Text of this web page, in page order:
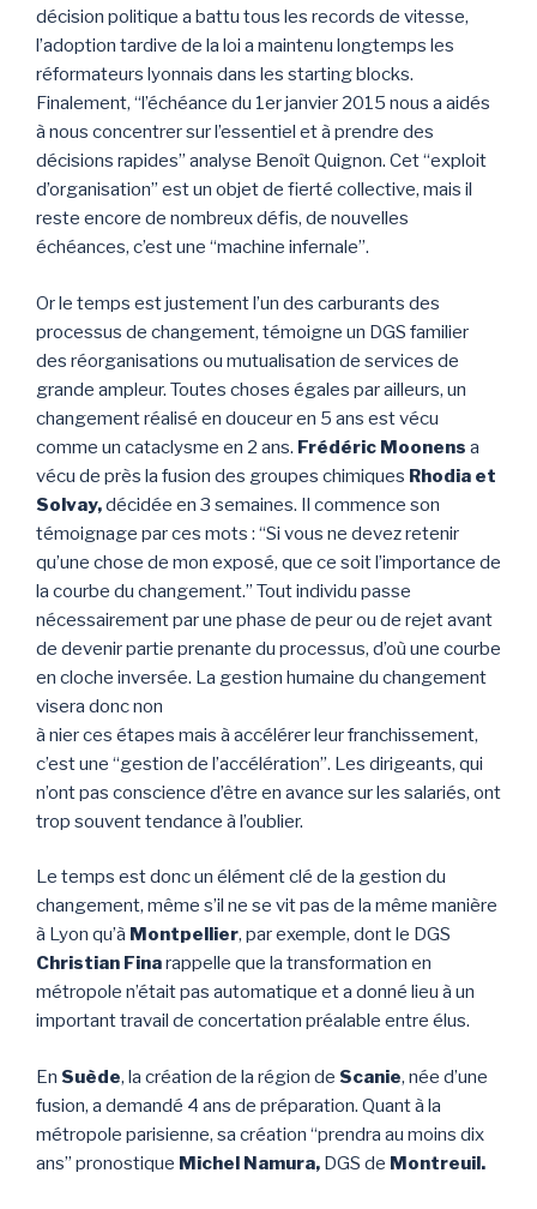
décision politique a battu tous les records de vitesse,
l’adoption tardive de la loi a maintenu longtemps les
réformateurs lyonnais dans les starting blocks.
Finalement, “l’échéance du 1er janvier 2015 nous a aidés
à nous concentrer sur l’essentiel et à prendre des
décisions rapides” analyse Benoît Quignon. Cet “exploit
d’organisation” est un objet de fierté collective, mais il
reste encore de nombreux défis, de nouvelles
échéances, c’est une “machine infernale”.
Or le temps est justement l’un des carburants des
processus de changement, témoigne un DGS familier
des réorganisations ou mutualisation de services de
grande ampleur. Toutes choses égales par ailleurs, un
changement réalisé en douceur en 5 ans est vécu
comme un cataclysme en 2 ans. Frédéric Moonens a
vécu de près la fusion des groupes chimiques Rhodia et
Solvay,décidée en 3 semaines. Il commence son
témoignage par ces mots : “Si vous ne devez retenir
qu’une chose de mon exposé, que ce soit l’importance de
la courbe du changement.” Tout individu passe
nécessairement par une phase de peur ou de rejet avant
de devenir partie prenante du processus, d’où une courbe
en cloche inversée. La gestion humaine du changement
visera donc non
à nier ces étapes mais à accélérer leur franchissement,
c’est une “gestion de l’accélération”. Les dirigeants, qui
n’ont pas conscience d’être en avance sur les salariés, ont
trop souvent tendance à l’oublier.
Le temps est donc un élément clé de la gestion du
changement, même s’il ne se vit pas de la même manière
à Lyon qu’à Montpellier, par exemple, dont le DGS
Christian Finarappelle que la transformation en
métropole n’était pas automatique et a donné lieu à un
important travail de concertation préalable entre élus.
En Suède, la création de la région de Scanie, née d’une
fusion, a demandé 4 ans de préparation. Quant à la
métropole parisienne, sa création “prendra au moins dix
ans” pronostique Michel Namura, DGS de Montreuil.